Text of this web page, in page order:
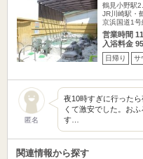
鶴見小野駅
JR川崎駅・
京浜国道1号
営業時間
入浴料金
日帰り サ
匿名
夜10時すぎに行った
くて激安でした。お
す…
関連情報から探す